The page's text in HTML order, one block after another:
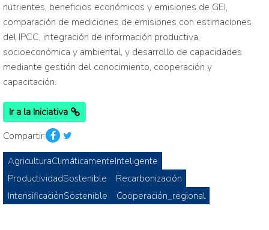
nutrientes, beneficios económicos y emisiones de GEI,
comparación de mediciones de emisiones con estimaciones
del IPCC, integración de información productiva,
socioeconómica y ambiental, y desarrollo de capacidades
mediante gestión del conocimiento, cooperación y
capacitación.
Ir a la Iniciativa
Compartir:
AgriculturaClimáticamenteInteligente
ProductividadSostenible
Recarbonización
IntensificaciónSostenible
Cooperación_regional